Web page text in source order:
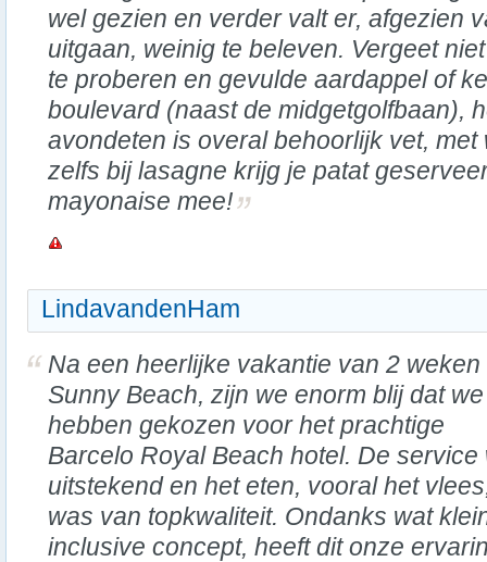
wel gezien en verder valt er, afgezien
uitgaan, weinig te beleven. Vergeet
te proberen en gevulde aardappel of
boulevard (naast de midgetgolfbaan),
avondeten is overal behoorlijk vet,
zelfs bij lasagne krijg je patat
mayonaise mee!
LindavandenHam
Na een heerlijke vakantie van 2 weken
Sunny Beach, zijn we enorm blij dat we
hebben gekozen voor het prachtige
Barcelo Royal Beach hotel. De service
uitstekend en het eten, vooral het
was van topkwaliteit. Ondanks wat
inclusive concept, heeft dit onze